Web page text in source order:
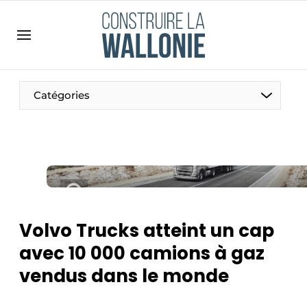
Emploi
Enregistrer une offre d’emploi
Meest gelezen
Podcasts
Privacy / Cookie statement
S’inscrire à l’événement
Catégories
Volvo Trucks atteint un cap
avec 10 000 camions à gaz
vendus dans le monde